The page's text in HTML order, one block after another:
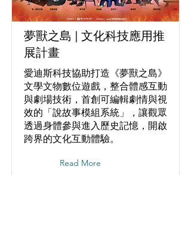
夢獸之島 | 文化科技應用推
展計畫
愛迪斯科技協助打造《夢獸之島》
文學文物數位遊戲，整合體感互動
與劇場技術，首創可編輯劇情與視
效的「說故事模組系統」，讓觀眾
透過身體參與進入歷史記憶，開啟
跨界的文化互動體驗。
Read More